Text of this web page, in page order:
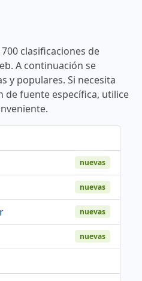
clasificaciones de
A continuación se
y populares. Si necesita
de fuente específica, utilice
nuevas
nuevas
nuevas
nuevas